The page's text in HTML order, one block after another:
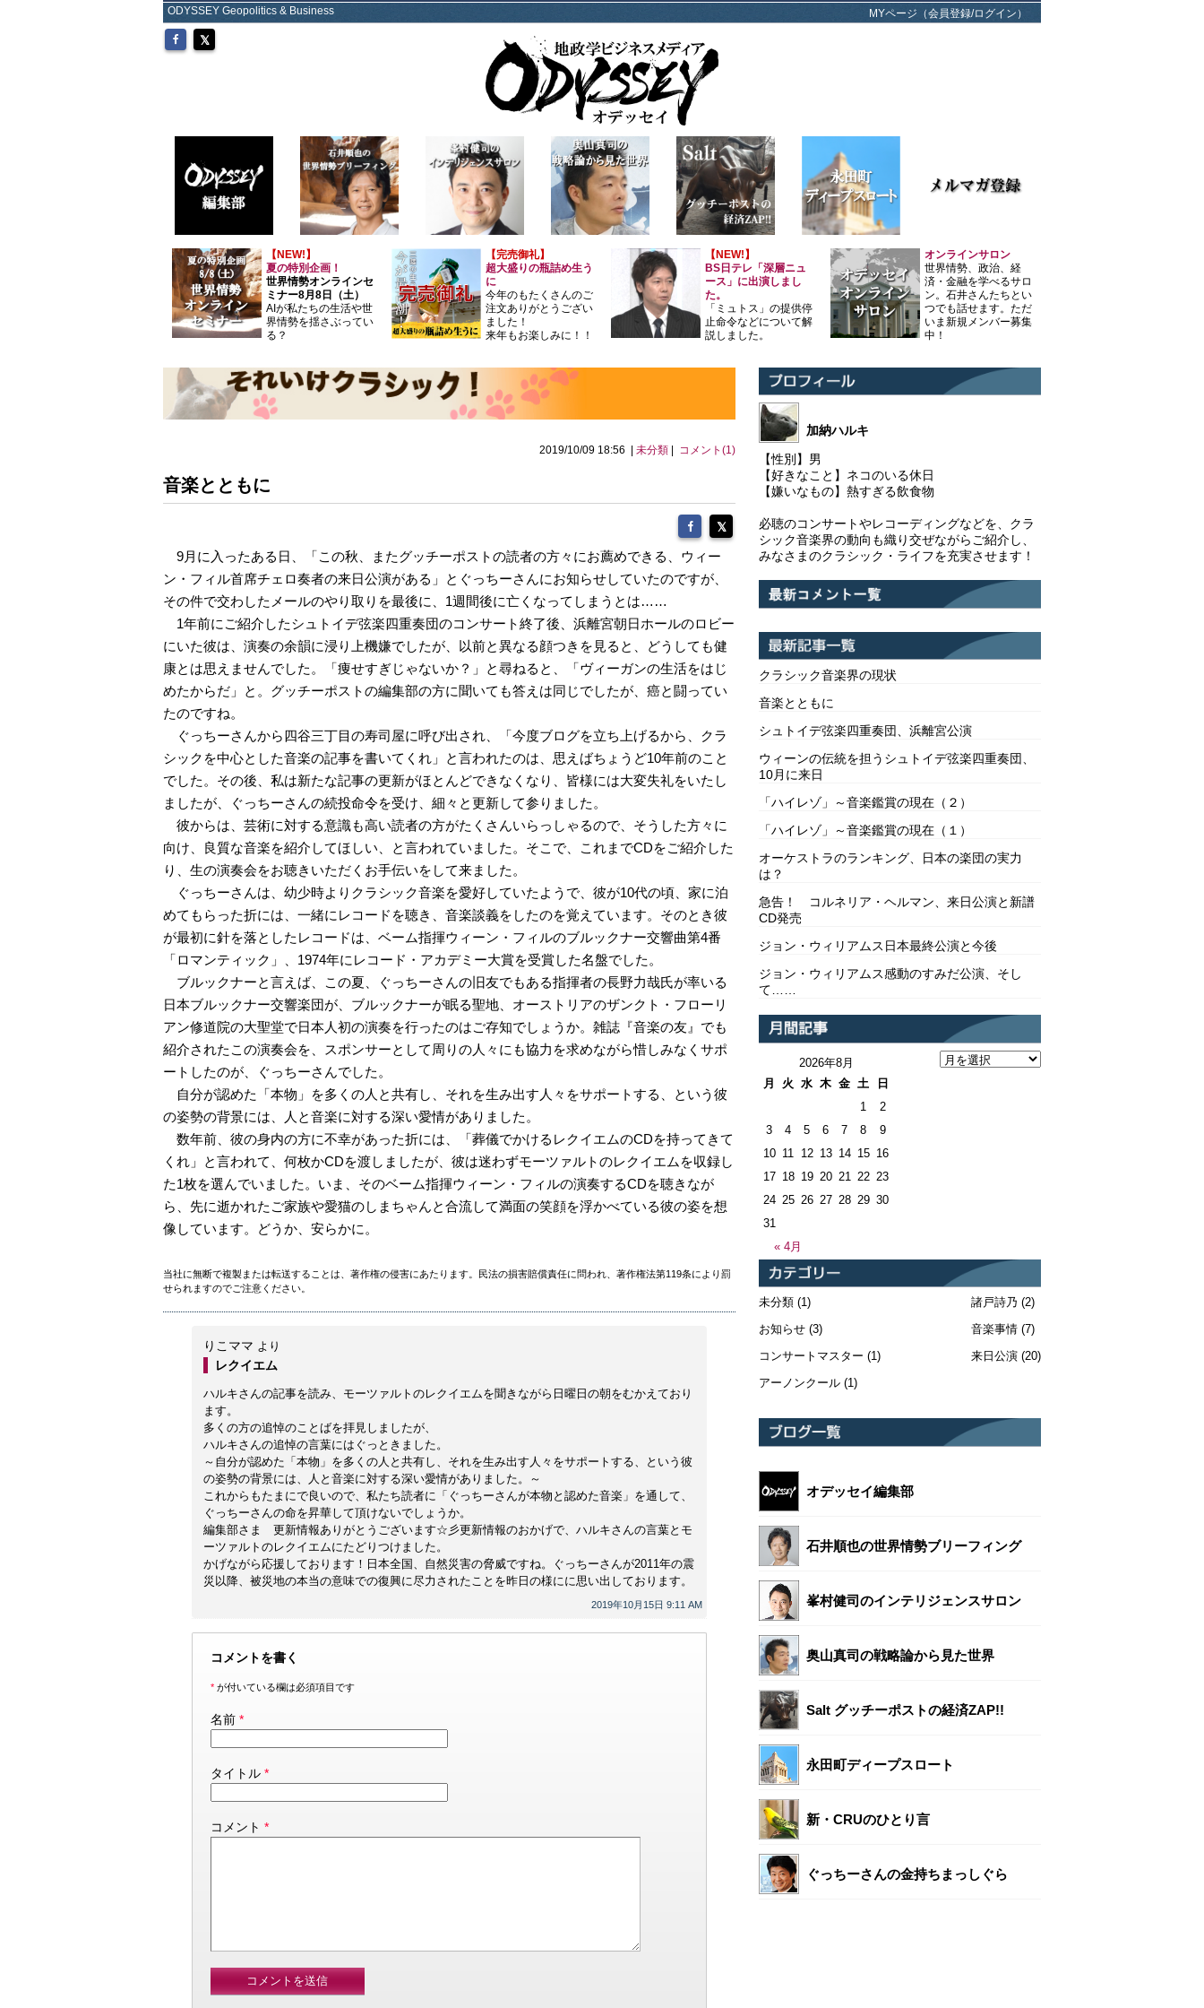
ODYSSEY Geopolitics & Business MYページ（会員登録/ログイン）
【NEW!】
夏の特別企画！
世界情勢オンラインセ
ミナー8月8日（土）
AIが私たちの生活や世
界情勢を揺さぶってい
る？
【完売御礼】
超大盛りの瓶詰め生う
に
今年のもたくさんのご
注文ありがとうござい
ました！
来年もお楽しみに！！
【NEW!】
BS日テレ「深層ニュ
ース」に出演しまし
た。
「ミュトス」の提供停
止命令などについて解
説しました。
オンラインサロン
世界情勢、政治、経
済・金融を学べるサロ
ン。石井さんたちとい
つでも話せます。ただ
いま新規メンバー募集
中！
2019/10/09 18:56 | 未分類| コメント(1)
音楽とともに
9月に入ったある日、「この秋、またグッチーポストの読者の方々にお薦めできる、ウィー
ン・フィル首席チェロ奏者の来日公演がある」とぐっちーさんにお知らせしていたのですが、
その件で交わしたメールのやり取りを最後に、1週間後に亡くなってしまうとは……
1年前にご紹介したシュトイデ弦楽四重奏団のコンサート終了後、浜離宮朝日ホールのロビー
にいた彼は、演奏の余韻に浸り上機嫌でしたが、以前と異なる顔つきを見ると、どうしても健
康とは思えませんでした。「痩せすぎじゃないか？」と尋ねると、「ヴィーガンの生活をはじ
めたからだ」と。グッチーポストの編集部の方に聞いても答えは同じでしたが、癌と闘ってい
たのですね。
ぐっちーさんから四谷三丁目の寿司屋に呼び出され、「今度ブログを立ち上げるから、クラ
シックを中心とした音楽の記事を書いてくれ」と言われたのは、思えばちょうど10年前のこと
でした。その後、私は新たな記事の更新がほとんどできなくなり、皆様には大変失礼をいたし
ましたが、ぐっちーさんの続投命令を受け、細々と更新して参りました。
彼からは、芸術に対する意識も高い読者の方がたくさんいらっしゃるので、そうした方々に
向け、良質な音楽を紹介してほしい、と言われていました。そこで、これまでCDをご紹介した
り、生の演奏会をお聴きいただくお手伝いをして来ました。
ぐっちーさんは、幼少時よりクラシック音楽を愛好していたようで、彼が10代の頃、家に泊
めてもらった折には、一緒にレコードを聴き、音楽談義をしたのを覚えています。そのとき彼
が最初に針を落としたレコードは、ベーム指揮ウィーン・フィルのブルックナー交響曲第4番
「ロマンティック」、1974年にレコード・アカデミー大賞を受賞した名盤でした。
ブルックナーと言えば、この夏、ぐっちーさんの旧友でもある指揮者の長野力哉氏が率いる
日本ブルックナー交響楽団が、ブルックナーが眠る聖地、オーストリアのザンクト・フローリ
アン修道院の大聖堂で日本人初の演奏を行ったのはご存知でしょうか。雑誌『音楽の友』でも
紹介されたこの演奏会を、スポンサーとして周りの人々にも協力を求めながら惜しみなくサポ
ートしたのが、ぐっちーさんでした。
自分が認めた「本物」を多くの人と共有し、それを生み出す人々をサポートする、という彼
の姿勢の背景には、人と音楽に対する深い愛情がありました。
数年前、彼の身内の方に不幸があった折には、「葬儀でかけるレクイエムのCDを持ってきて
くれ」と言われて、何枚かCDを渡しましたが、彼は迷わずモーツァルトのレクイエムを収録し
た1枚を選んでいました。いま、そのベーム指揮ウィーン・フィルの演奏するCDを聴きなが
ら、先に逝かれたご家族や愛猫のしまちゃんと合流して満面の笑顔を浮かべている彼の姿を想
像しています。どうか、安らかに。
当社に無断で複製または転送することは、著作権の侵害にあたります。民法の損害賠償責任に問われ、著作権法第119条により罰
せられますのでご注意ください。
りこママ より
2019年10月15日 9:11 AM
レクイエム
ハルキさんの記事を読み、モーツァルトのレクイエムを聞きながら日曜日の朝をむかえており
ます。
多くの方の追悼のことばを拝見しましたが、
ハルキさんの追悼の言葉にはぐっときました。
～自分が認めた「本物」を多くの人と共有し、それを生み出す人々をサポートする、という彼
の姿勢の背景には、人と音楽に対する深い愛情がありました。～
これからもたまにで良いので、私たち読者に「ぐっちーさんが本物と認めた音楽」を通して、
ぐっちーさんの命を昇華して頂けないでしょうか。
編集部さま 更新情報ありがとうございます☆彡更新情報のおかげで、ハルキさんの言葉とモ
ーツァルトのレクイエムにたどりつけました。
かげながら応援しております！日本全国、自然災害の脅威ですね。ぐっちーさんが2011年の震
災以降、被災地の本当の意味での復興に尽力されたことを昨日の様にに思い出しております。
コメントを書く
*が付いている欄は必須項目です
名前 *
タイトル *
コメント *
加納ハルキ
【性別】男
【好きなこと】ネコのいる休日
【嫌いなもの】熱すぎる飲食物
必聴のコンサートやレコーディングなどを、クラ
シック音楽界の動向も織り交ぜながらご紹介し、
みなさまのクラシック・ライフを充実させます！
クラシック音楽界の現状
音楽とともに
シュトイデ弦楽四重奏団、浜離宮公演
ウィーンの伝統を担うシュトイデ弦楽四重奏団、
10月に来日
「ハイレゾ」～音楽鑑賞の現在（２）
「ハイレゾ」～音楽鑑賞の現在（１）
オーケストラのランキング、日本の楽団の実力
は？
急告！ コルネリア・ヘルマン、来日公演と新譜
CD発売
ジョン・ウィリアムス日本最終公演と今後
ジョン・ウィリアムス感動のすみだ公演、そし
て……
2026年8月
月
火 水 木 金 土 日
« 4月
1
2
3
4 5 6 7 8
9
10 11 12 13 14 15 16
17 18 19 20 21 22 23
24 25 26 27 28 29 30
31
未分類 (1)
お知らせ (3)
コンサートマスター (1)
アーノンクール (1)
諸戸詩乃 (2)
音楽事情(7)
来日公演(20)
オデッセイ編集部
石井順也の世界情勢ブリーフィング
峯村健司のインテリジェンスサロン
奥山真司の戦略論から見た世界
Salt グッチーポストの経済ZAP!!
永田町ディープスロート
新・CRUのひとり言
ぐっちーさんの金持ちまっしぐら